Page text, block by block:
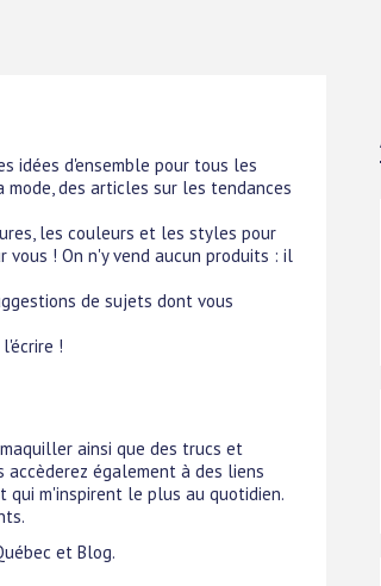
idées d'ensemble pour tous les
des articles sur les tendances
les couleurs et les styles pour
! On n'y vend aucun produits : il
de sujets dont vous
!
ainsi que des trucs et
également à des liens
qui m'inspirent le plus au quotidien.
et Blog.